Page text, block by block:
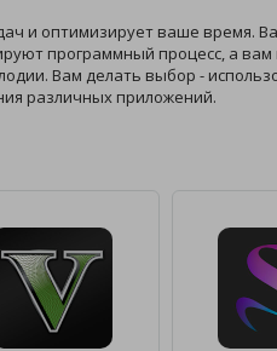
и оптимизирует ваше время.
программный процесс, а вам
Вам делать выбор -
различных приложений.